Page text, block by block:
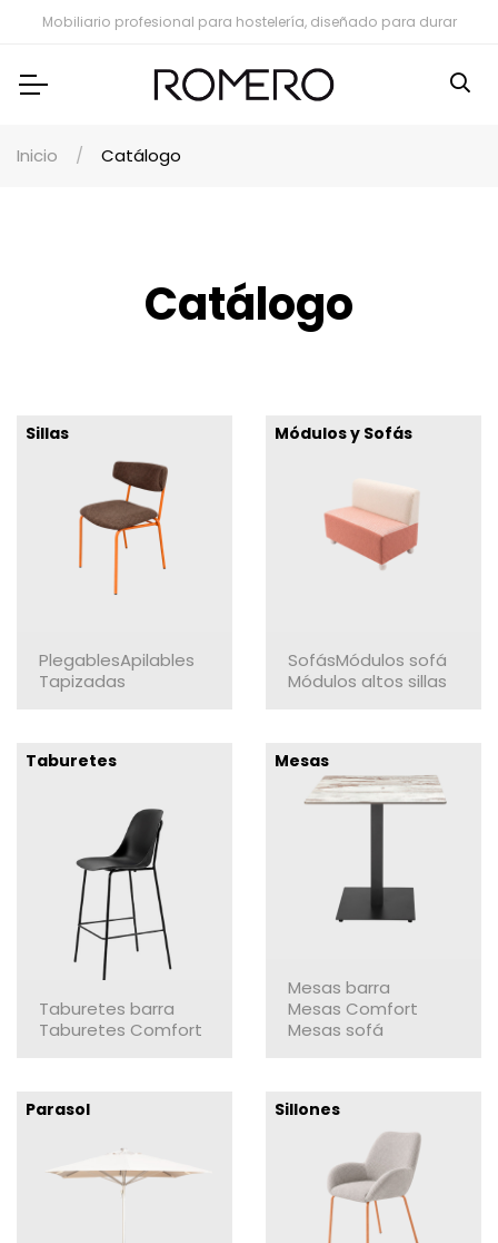
Mobiliario profesional para hostelería, diseñado para durar
Inicio Catálogo
Catálogo
Sillas
PlegablesApilables
Tapizadas
Módulos y Sofás
SofásMódulos sofá
Módulos altos sillas
Taburetes
Taburetes barra
Taburetes Comfort
Mesas
Mesas barra
Mesas Comfort
Mesas sofá
Parasol Sillones